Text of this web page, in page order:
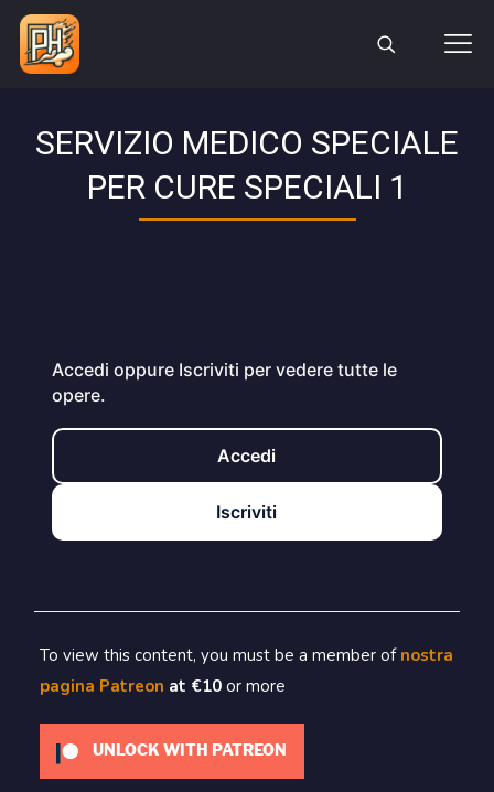
SERVIZIO MEDICO SPECIALE
PER CURE SPECIALI 1
Accedi oppure Iscriviti per vedere tutte le
opere.
Accedi
Iscriviti
To view this content, you must be a member of nostra
pagina Patreon at €10 or more
UNLOCK WITH PATREON